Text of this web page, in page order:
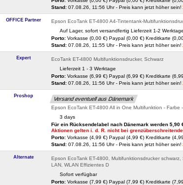
Stand: 07.08.26, 11:56 Uhr - Preis kann jetzt höher sein!
OFFICE Partner
Epson EcoTank ET-4800 A4-Tintentank-
Auf Lager, sofort versandfertig Lieferzeit 1-2 Werktage
Porto: Vorkasse (0,00 €) Paypal (0,00 €) Kreditkarte
Stand: 07.08.26, 11:55 Uhr - Preis kann jetzt höher sein!
Expert
EcoTank ET-4800 Multifunktionsdrucker, Schwarz
Lieferzeit 1 - 3 Werktage
Porto: Vorkasse (6,99 €) Paypal (6,99 €) Kreditkarte
Stand: 07.08.26, 11:56 Uhr - Preis kann jetzt höher sein!
Proshop Versand eventuell aus Dänemark
Epson EcoTank ET-4800 All in One Multifunktion - Farbe
3 days
Für ein Rücksendelabel nach Dänemark werden 5,90
Aktionen gelten i. d. R. nicht bei
Porto: Vorkasse (4,99 €) Paypal (4,99 €) Kreditkarte
Stand: 07.08.26, 11:56 Uhr - Preis kann jetzt höher sein!
Alternate
Epson EcoTank ET-4800, Multifunktionsdrucker schwarz,
LAN, WLAN Effizientes D
Sofort verfügbar
Porto: Vorkasse (7,99 €) Paypal (7,99 €) Kreditkarte